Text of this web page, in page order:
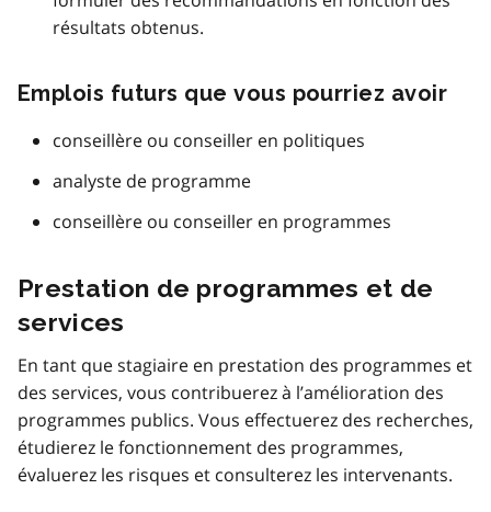
résultats obtenus.
Emplois futurs que vous pourriez avoir
conseillère ou conseiller en politiques
analyste de programme
conseillère ou conseiller en programmes
Prestation de programmes et de
services
En tant que stagiaire en prestation des programmes et
des services, vous contribuerez à l’amélioration des
programmes publics. Vous effectuerez des recherches,
étudierez le fonctionnement des programmes,
évaluerez les risques et consulterez les intervenants.